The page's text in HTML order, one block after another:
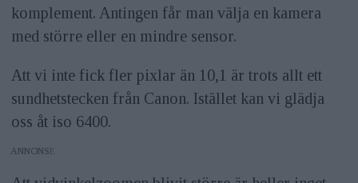
komplement. Antingen får man välja en kamera
med större eller en mindre sensor.
Att vi inte fick fler pixlar än 10,1 är trots allt ett
sundhetstecken från Canon. Istället kan vi glädja
oss åt iso 6400.
ANNONS